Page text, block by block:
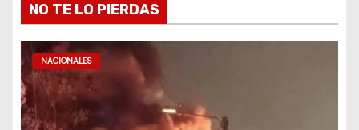
NO TE LO PIERDAS
NACIONALES